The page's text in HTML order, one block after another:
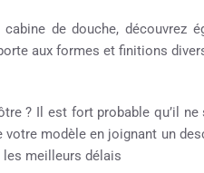
de douche, découvrez
aux formes et finitions
? Il est fort probable qu’il
modèle en joignant un
les meilleurs délais